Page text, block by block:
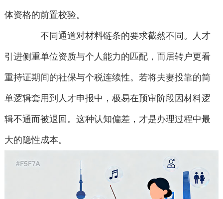
体资格的前置校验。
不同通道对材料链条的要求截然不同。人才
引进侧重单位资质与个人能力的匹配，而居转户更看
重持证期间的社保与个税连续性。若将夫妻投靠的简
单逻辑套用到人才申报中，极易在预审阶段因材料逻
辑不通而被退回。这种认知偏差，才是办理过程中最
大的隐性成本。